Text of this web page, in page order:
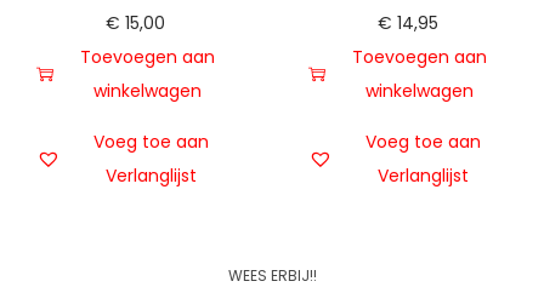
€ 15,00
Toevoegen aan
winkelwagen
Voeg toe aan
Verlanglijst
€ 14,95
Toevoegen aan
winkelwagen
Voeg toe aan
Verlanglijst
WEES ERBIJ!!